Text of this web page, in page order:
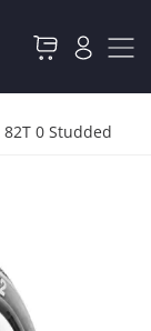
82T 0 Studded